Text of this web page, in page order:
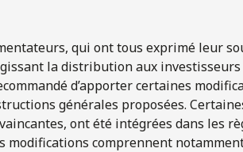
qui ont tous exprimé leur
la distribution aux investisseurs
d’apporter certaines
générales proposées.
ont été intégrées dans les
modifications comprennent